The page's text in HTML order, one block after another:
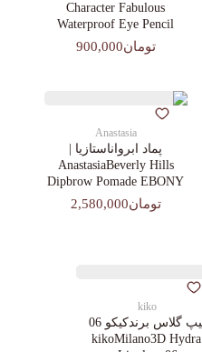
Character Fabulous
Waterproof Eye Pencil
تومان900,000
Anastasia
پماد ابرواناستازیا |
AnastasiaBeverly Hills
Dipbrow Pomade EBONY
تومان2,580,000
kiko
لیپ گلاس‌ برندکیکو 06
|kikoMilano3D Hydra